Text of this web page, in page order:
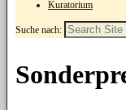
Kuratorium
Suche nach: